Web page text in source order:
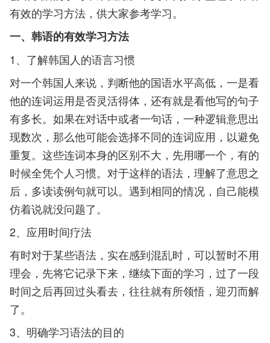
有效的学习方法，供大家参考学习。
一、韩语的有效学习方法
1、了解韩国人的语言习惯
对一个韩国人来说，判断他的国语水平高低，一是看
他的连词运用是否灵活得体，还有就是看他写的句子
有多长。如果在对话中或者一句话，一种逻辑意思出
现数次，那么他可能会选择不同的连词应用，以避免
重复。这些连词本身的区别不大，先用哪一个，有的
时候全凭个人习惯。对于这样的语法，理解了意思之
后，多读读例句就可以。遇到相同的情况，自己能模
仿着说就没问题了。
2、应用时间疗法
有时对于某些语法，实在感到混乱时，可以暂时不用
理会，先将它记录下来，继续下面的学习，过了一段
时间之后再回过头看去，往往就有所领悟，迎刃而解
了。
3、明确学习语法的目的